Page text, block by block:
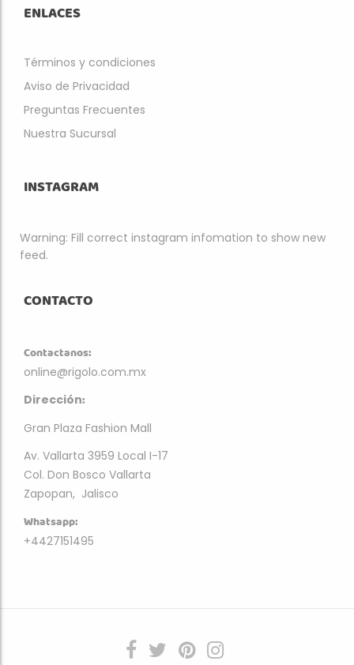
ENLACES
Términos y condiciones
Aviso de Privacidad
Preguntas Frecuentes
Nuestra Sucursal
INSTAGRAM
Warning: Fill correct instagram infomation to show new
feed.
CONTACTO
Contactanos:
online@rigolo.com.mx
Dirección:
Gran Plaza Fashion Mall
Av. Vallarta 3959 Local I-17
Col. Don Bosco Vallarta
Zapopan, Jalisco
Whatsapp:
+4427151495